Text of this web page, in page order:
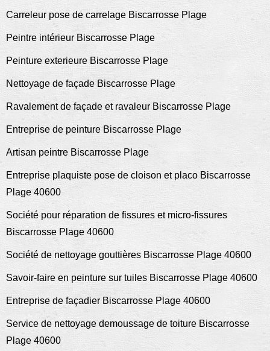
Carreleur pose de carrelage Biscarrosse Plage
Peintre intérieur Biscarrosse Plage
Peinture exterieure Biscarrosse Plage
Nettoyage de façade Biscarrosse Plage
Ravalement de façade et ravaleur Biscarrosse Plage
Entreprise de peinture Biscarrosse Plage
Artisan peintre Biscarrosse Plage
Entreprise plaquiste pose de cloison et placo Biscarrosse
Plage 40600
Société pour réparation de fissures et micro-fissures
Biscarrosse Plage 40600
Société de nettoyage gouttières Biscarrosse Plage 40600
Savoir-faire en peinture sur tuiles Biscarrosse Plage 40600
Entreprise de façadier Biscarrosse Plage 40600
Service de nettoyage demoussage de toiture Biscarrosse
Plage 40600